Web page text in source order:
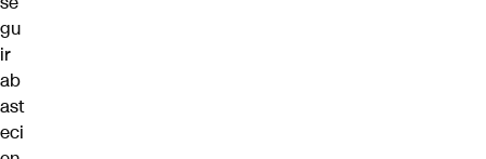
gu
ir
ab
ast
eci